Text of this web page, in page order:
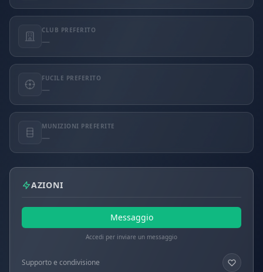
CLUB PREFERITO
—
FUCILE PREFERITO
—
MUNIZIONI PREFERITE
—
AZIONI
Messaggio
Accedi per inviare un messaggio
Supporto e condivisione